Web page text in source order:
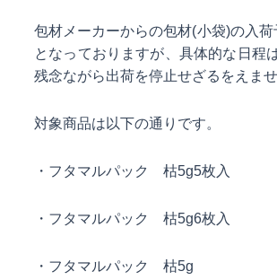
包材メーカーからの包材(小袋)の入
となっておりますが、具体的な日程
残念ながら出荷を停止せざるをえませ
対象商品は以下の通りです。
・フタマルパック 枯5g5枚入
・フタマルパック 枯5g6枚入
・フタマルパック 枯5g